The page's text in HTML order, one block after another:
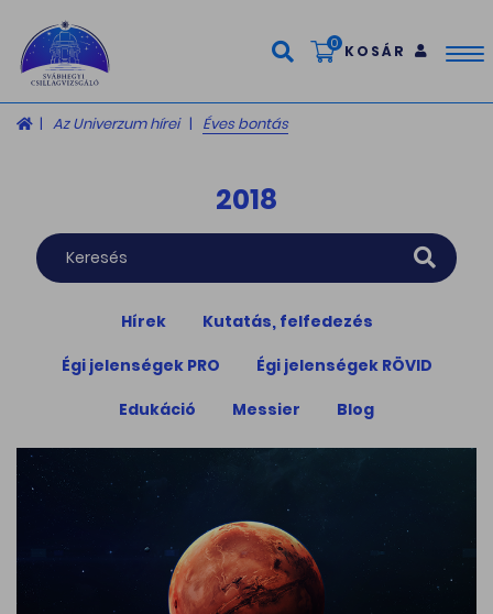
0 KOSÁR
Az Univerzum hírei Éves bontás
2018
Hírek
Kutatás, felfedezés
Égi jelenségek PRO
Égi jelenségek RÖVID
Edukáció
Messier Blog